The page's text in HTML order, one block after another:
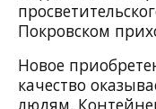
Покровском
Новое
качество